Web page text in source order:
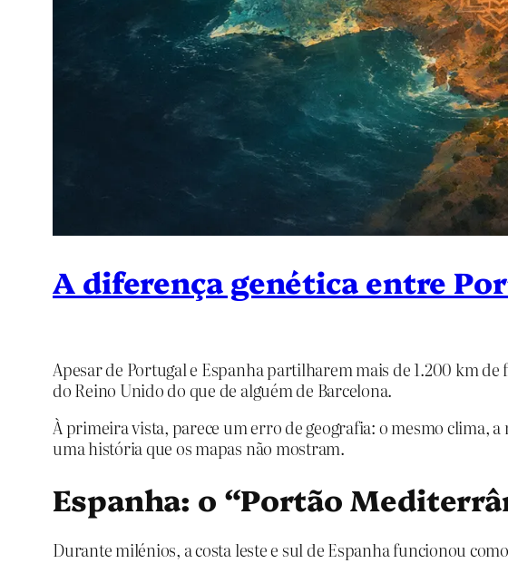
A diferença genética entre
Apesar de Portugal e Espanha partilharem mais de 1.200 km
do Reino Unido do que de alguém de Barcelona.
À primeira vista, parece um erro de geografia: o mesmo clima,
uma história que os mapas não mostram.
Espanha: o “Portão
Durante milénios, a costa leste e sul de Espanha funcionou